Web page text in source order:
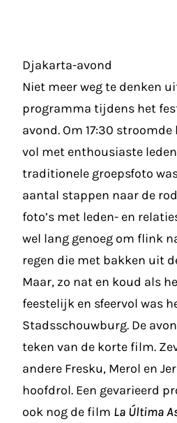
Djakarta-avond
Niet meer weg te denken
programma tijdens het
avond. Om 17:30
vol met enthousiaste
traditionele groepsfoto
aantal stappen naar de
foto’s met leden- en
wel lang genoeg om flink
regen die met bakken uit
Maar, zo nat en koud als
feestelijk en sfeervol was
Stadsschouwburg. De
teken van de korte film.
andere Fresku, Merol en
hoofdrol. Een gevarieerd
ook nog de film La Última